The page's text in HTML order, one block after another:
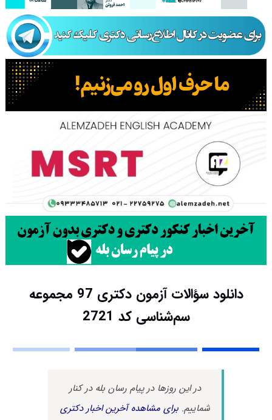
دانلود سؤالات آزمون دکتری 97 مجموعه
سم‌شناسی کد 2721
در این روزها در پیام رسان بله در کنار
شماییم.برای مشاهده آخرین اخبار دکتری